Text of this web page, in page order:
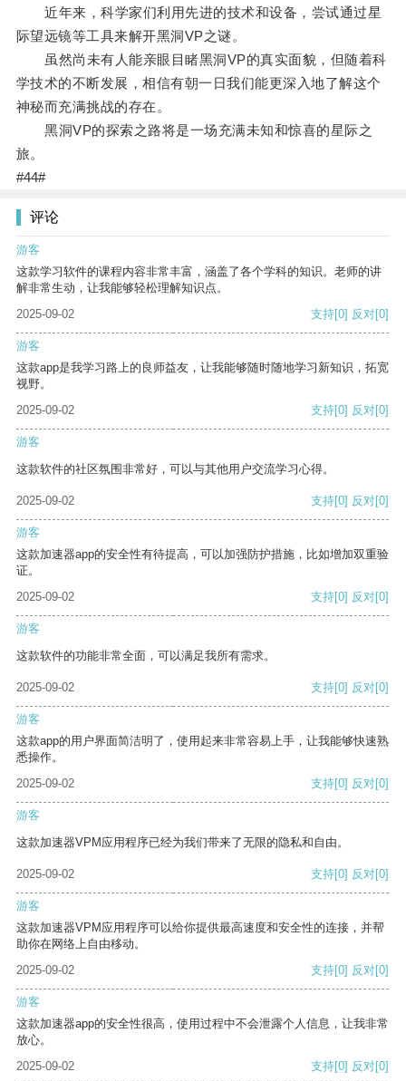
近年来，科学家们利用先进的技术和设备，尝试通过星
际望远镜等工具来解开黑洞VP之谜。
虽然尚未有人能亲眼目睹黑洞VP的真实面貌，但随着科
学技术的不断发展，相信有朝一日我们能更深入地了解这个
神秘而充满挑战的存在。
黑洞VP的探索之路将是一场充满未知和惊喜的星际之
旅。
#44#
评论
游客
这款学习软件的课程内容非常丰富，涵盖了各个学科的知识。老师的讲
解非常生动，让我能够轻松理解知识点。
2025-09-02
支持[0] 反对[0]
游客
这款app是我学习路上的良师益友，让我能够随时随地学习新知识，拓宽
视野。
2025-09-02
支持[0] 反对[0]
游客
这款软件的社区氛围非常好，可以与其他用户交流学习心得。
2025-09-02 支持[0] 反对[0]
游客
这款加速器app的安全性有待提高，可以加强防护措施，比如增加双重验
证。
2025-09-02
支持[0] 反对[0]
游客
这款软件的功能非常全面，可以满足我所有需求。
2025-09-02 支持[0] 反对[0]
游客
这款app的用户界面简洁明了，使用起来非常容易上手，让我能够快速熟
悉操作。
2025-09-02
支持[0] 反对[0]
游客
这款加速器VPM应用程序已经为我们带来了无限的隐私和自由。
2025-09-02 支持[0] 反对[0]
游客
这款加速器VPM应用程序可以给你提供最高速度和安全性的连接，并帮
助你在网络上自由移动。
2025-09-02
支持[0] 反对[0]
游客
这款加速器app的安全性很高，使用过程中不会泄露个人信息，让我非常
放心。
2025-09-02
支持[0] 反对[0]